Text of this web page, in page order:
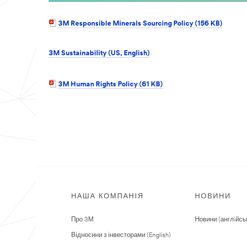
3M Responsible Minerals Sourcing Policy (156 KB)
3M Sustainability (US, English)
3M Human Rights Policy (61 KB)
НАША КОМПАНІЯ
Про 3М
Відносини з інвесторами (English)
НОВИНИ
Новини